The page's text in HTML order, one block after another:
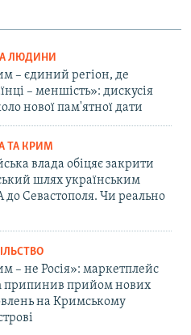
ЛЮДИНИ
– єдиний регіон, де
– меншість»: дискусія
нової пам'ятної дати
ТА КРИМ
влада обіцяє закрити
шлях українським
до Севастополя. Чи реально
– не Росія»: маркетплейс
припинив прийом нових
на Кримському